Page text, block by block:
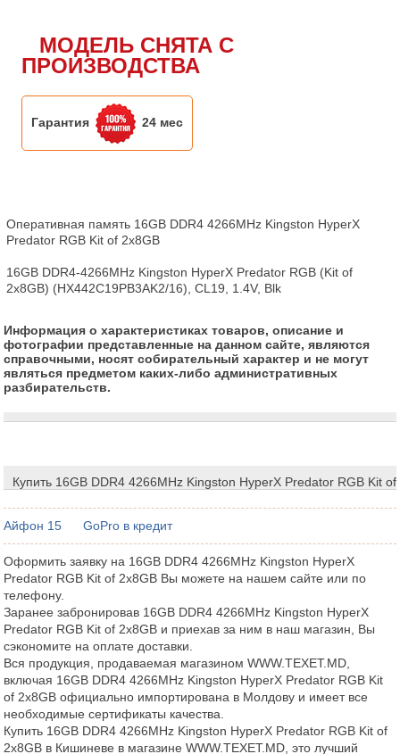
МОДЕЛЬ СНЯТА С
ПРОИЗВОДСТВА
Гарантия 24 мес
Оперативная память 16GB DDR4 4266MHz Kingston HyperX
Predator RGB Kit of 2x8GB
16GB DDR4-4266MHz Kingston HyperX Predator RGB (Kit of
2x8GB) (HX442C19PB3AK2/16), CL19, 1.4V, Blk
Информация о характеристиках товаров, описание и
фотографии представленные на данном сайте, являются
справочными, носят собирательный характер и не могут
являться предметом каких-либо административных
разбирательств.
Купить 16GB DDR4 4266MHz Kingston HyperX Predator RGB Kit
Айфон 15 GoPro в кредит
Оформить заявку на 16GB DDR4 4266MHz Kingston HyperX
Predator RGB Kit of 2x8GB Вы можете на нашем сайте или по
телефону.
Заранее забронировав 16GB DDR4 4266MHz Kingston HyperX
Predator RGB Kit of 2x8GB и приехав за ним в наш магазин, Вы
сэкономите на оплате доставки.
Вся продукция, продаваемая магазином WWW.TEXET.MD,
включая 16GB DDR4 4266MHz Kingston HyperX Predator RGB Kit
of 2x8GB официально импортирована в Молдову и имеет все
необходимые сертификаты качества.
Купить 16GB DDR4 4266MHz Kingston HyperX Predator RGB Kit of
2x8GB в Кишиневе в магазине WWW.TEXET.MD, это лучший